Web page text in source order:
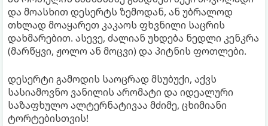
და მოასხით დესერტს ზემოდან, ან უბრალოდ
თხლად მოაყარეთ კაკაოს ფხვნილი საცრის
დახმარებით. ასევე, ძალიან უხდება ნედლი კენკრა
(მარწყვი, ჟოლო ან მოცვი) და პიტნის ფოთლები.
დესერტი გამოდის საოცრად მსუბუქი, აქვს
სასიამოვნო ვანილის არომატი და იდეალური
საზაფხულო ალტერნატივაა მძიმე, ცხიმიანი
ტორტებისთვის!